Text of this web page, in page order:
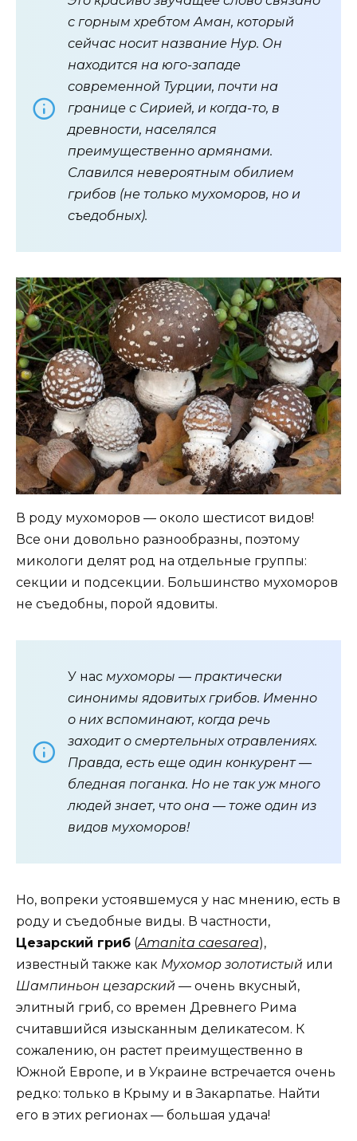
с горным хребтом Аман, который
сейчас носит название Нур. Он
находится на юго-западе
современной Турции, почти на
границе с Сирией, и когда-то, в
древности, населялся
преимущественно армянами.
Славился невероятным обилием
грибов (не только мухоморов, но и
съедобных).
В роду мухоморов — около шестисот видов!
Все они довольно разнообразны, поэтому
микологи делят род на отдельные группы:
секции и подсекции. Большинство мухоморов
не съедобны, порой ядовиты.
У нас мухоморы — практически
синонимы ядовитых грибов. Именно
о них вспоминают, когда речь
заходит о смертельных отравлениях.
Правда, есть еще один конкурент —
бледная поганка. Но не так уж много
людей знает, что она — тоже один из
видов мухоморов!
Но, вопреки устоявшемуся у нас мнению, есть в
роду и съедобные виды. В частности,
Цезарский гриб (Amanita caesarea),
известный также как Мухомор золотистый или
Шампиньон цезарский — очень вкусный,
элитный гриб, со времен Древнего Рима
считавшийся изысканным деликатесом. К
сожалению, он растет преимущественно в
Южной Европе, и в Украине встречается очень
редко: только в Крыму и в Закарпатье. Найти
его в этих регионах — большая удача!